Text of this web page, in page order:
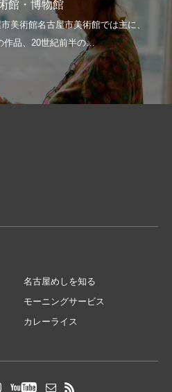
館・博物館
名古屋めしを知る
モーニングサービス
カレーライス